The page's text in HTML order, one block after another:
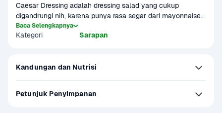
Caesar Dressing adalah dressing salad yang cukup
digandrungi nih, karena punya rasa segar dari mayonnaise
dan gurih dari parmessan cheese! Belum lagi perasan
lemon yang segeeeer. Sekarang bisa kamu nikmati dalam
Baca Selengkapnya
Kategori Sarapan
Kandungan dan Nutrisi
Petunjuk Penyimpanan